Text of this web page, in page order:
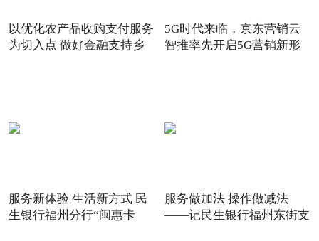
以优化农产品收购支付服务
为切入点 做好金融支持乡
5G时代来临，京东营销云
智推率先开启5G营销新形
服务新体验 生活新方式 民
生银行福州分行“闽惠卡
服务做加法 操作做减法
——记民生银行福州东街支